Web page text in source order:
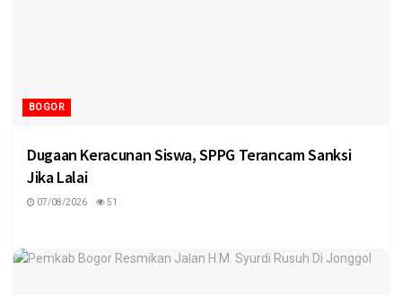
BOGOR
Dugaan Keracunan Siswa, SPPG Terancam Sanksi
Jika Lalai
07/08/2026 51